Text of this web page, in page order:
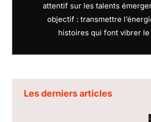
attentif sur les talents
objectif : transmettre
histoires qui font vibrer le
Les derniers articles